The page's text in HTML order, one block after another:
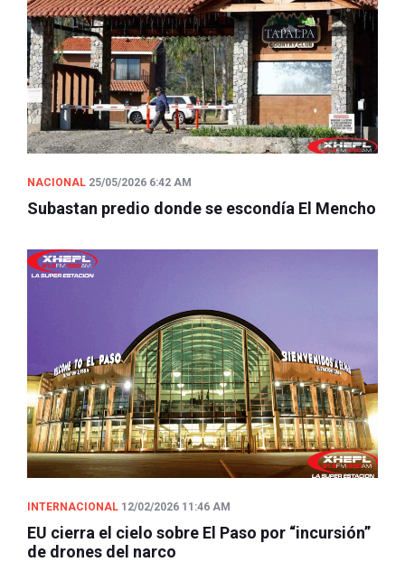
NACIONAL 25/05/2026 6:42 AM
Subastan predio donde se escondía El Mencho
INTERNACIONAL 12/02/2026 11:46 AM
EU cierra el cielo sobre El Paso por “incursión”
de drones del narco